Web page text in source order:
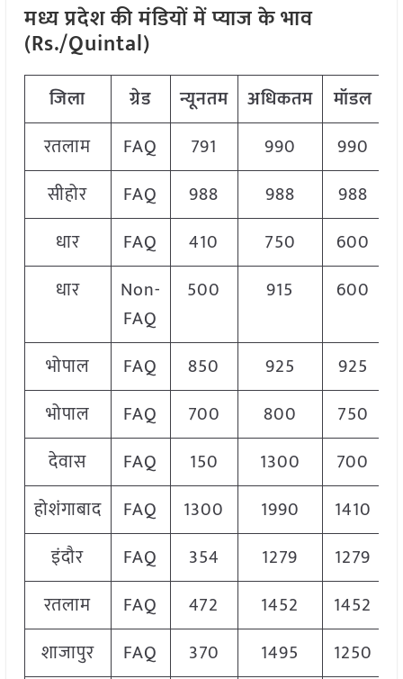
मध्य प्रदेश की मंडियों में प्याज के भाव
(Rs./Quintal)
जिला ग्रेड न्यूनतम अधिकतम
मॉडल
रतलाम
FAQ 791 990
990
सीहोर
FAQ 988 988
988
धार
FAQ 410 750
600
धार
Non-
FAQ
500 915 600
भोपाल FAQ 850 925
925
भोपाल
FAQ 700 800
750
देवास
FAQ 150 1300
700
होशंगाबाद
FAQ 1300 1990
1410
इंदौर
FAQ 354 1279
1279
रतलाम
FAQ 472 1452
1452
शाजापुर
FAQ 370 1495
1250